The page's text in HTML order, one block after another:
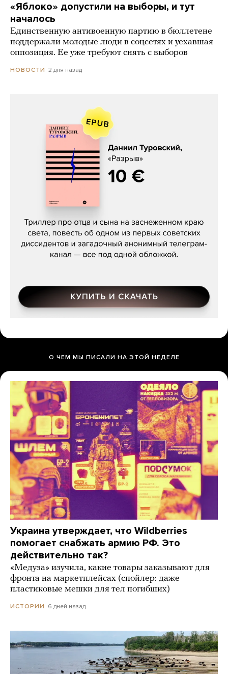
«Яблоко» допустили на выборы, и тут
началось
Единственную антивоенную партию в бюллетене
поддержали молодые люди в соцсетях и уехавшая
оппозиция. Ее уже требуют снять с выборов
НОВОСТИ 2 дня назад
Даниил Туровский, «Разрыв»
О ЧЕМ МЫ ПИСАЛИ НА ЭТОЙ НЕДЕЛЕ
Украина утверждает, что Wildberries
помогает снабжать армию РФ. Это
действительно так?
«Медуза» изучила, какие товары заказывают для
фронта на маркетплейсах (спойлер: даже
пластиковые мешки для тел погибших)
ИСТОРИИ 6 дней назад